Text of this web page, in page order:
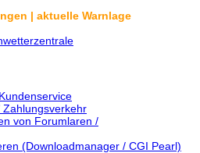
| aktuelle Warnlage
Zahlungsverkehr
von Forumlaren /
(Downloadmanager / CGI Pearl)